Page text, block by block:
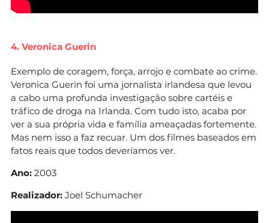
4. Veronica Guerin
Exemplo de coragem, força, arrojo e combate ao crime.
Veronica Guerin foi uma jornalista irlandesa que levou
a cabo uma profunda investigação sobre cartéis e
tráfico de droga na Irlanda. Com tudo isto, acaba por
ver a sua própria vida e família ameaçadas fortemente.
Mas nem isso a faz recuar. Um dos filmes baseados em
fatos reais que todos deveríamos ver.
Ano: 2003
Realizador: Joel Schumacher